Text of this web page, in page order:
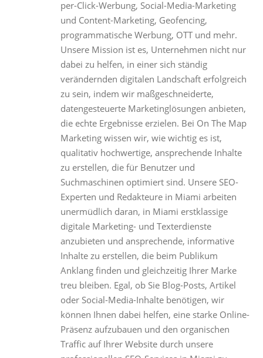
per-Click-Werbung, Social-Media-Marketing
und Content-Marketing, Geofencing,
programmatische Werbung, OTT und mehr.
Unsere Mission ist es, Unternehmen nicht nur
dabei zu helfen, in einer sich ständig
verändernden digitalen Landschaft erfolgreich
zu sein, indem wir maßgeschneiderte,
datengesteuerte Marketinglösungen anbieten,
die echte Ergebnisse erzielen. Bei On The Map
Marketing wissen wir, wie wichtig es ist,
qualitativ hochwertige, ansprechende Inhalte
zu erstellen, die für Benutzer und
Suchmaschinen optimiert sind. Unsere SEO-
Experten und Redakteure in Miami arbeiten
unermüdlich daran, in Miami erstklassige
digitale Marketing- und Texterdienste
anzubieten und ansprechende, informative
Inhalte zu erstellen, die beim Publikum
Anklang finden und gleichzeitig Ihrer Marke
treu bleiben. Egal, ob Sie Blog-Posts, Artikel
oder Social-Media-Inhalte benötigen, wir
können Ihnen dabei helfen, eine starke Online-
Präsenz aufzubauen und den organischen
Traffic auf Ihrer Website durch unsere